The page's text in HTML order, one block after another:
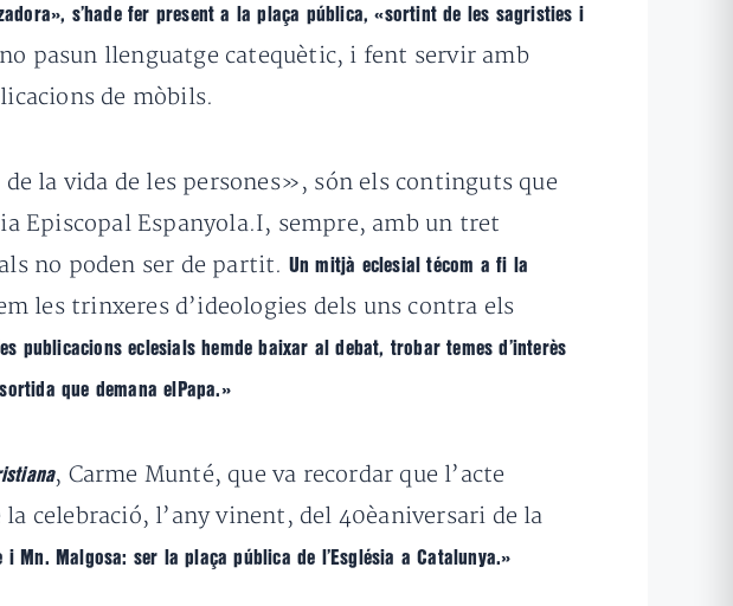
s’hade fer present a la plaça pública, «sortint de les sagristies i
pasun llenguatge catequètic, i fent servir amb
de mòbils.
la vida de les persones», són els continguts que
Episcopal Espanyola.I, sempre, amb un tret
no poden ser de partit. Un mitjà eclesial técom a fi la
les trinxeres d’ideologies dels uns contra els
publicacions eclesials hemde baixar al debat, trobar temes d’interès
que demana elPapa.»
, Carme Munté, que va recordar que l’acte
celebració, l’any vinent, del 40èaniversari de la
Malgosa: ser la plaça pública de l’Església a Catalunya.»